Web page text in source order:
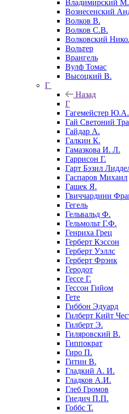
Владимирский М.
Вознесенский
Волков В.
Волков С.В.
Волковский
Вольтер
Врангель
Вулф Томас
Высоцкий В.
Г
Назад
Г
Гагемейстер Ю.А.
Гай Светоний
Гайдар А.
Галкин К.
Гамазкова И. Л.
Гаррисон Г.
Гарт Бэзил
Гаспаров Михаил
Гашек Я.
Гвиччардини
Гегель
Гельвальд Ф.
Гельмольт Г.Ф.
Генриха Грец
Герберт Кэссон
Герберт Уэллс
Герберт Фрэнк
Геродот
Гессе Г.
Гессон Гийом
Гете
Гиббон Эдуард
Гилберт Кийт
Гилберт Э.
Гиляровский В.
Гиппократ
Гиро П.
Гитин В.
Гладкий А. И.
Гладков А.И.
Глеб Громов
Гнедич П.П.
Гоббс Т.